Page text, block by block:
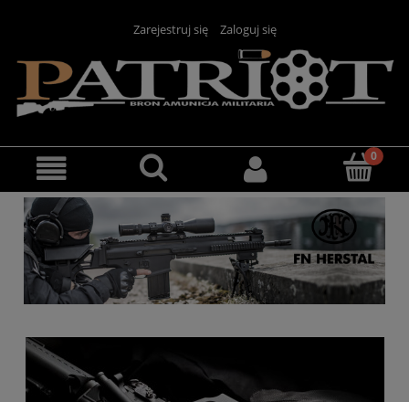
Zarejestruj się Zaloguj się